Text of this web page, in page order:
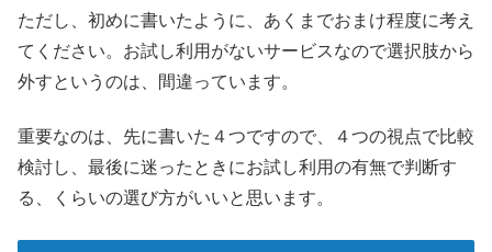
ただし、初めに書いたように、あくまでおまけ程度に考え
てください。お試し利用がないサービスなので選択肢から
外すというのは、間違っています。
重要なのは、先に書いた４つですので、４つの視点で比較
検討し、最後に迷ったときにお試し利用の有無で判断す
る、くらいの選び方がいいと思います。